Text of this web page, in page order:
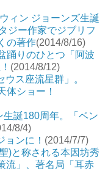
ィン ジョーンズ生誕
ジー作家でジブリフ
の著作(2014/8/16)
踊りのひとつ「阿波
(2014/8/12)
ス座流星群」。
体ショー！
誕180周年。「ベン
8/4)
ンに！ (2014/7/7)
)と称される本因坊秀
流」、著名局「耳赤